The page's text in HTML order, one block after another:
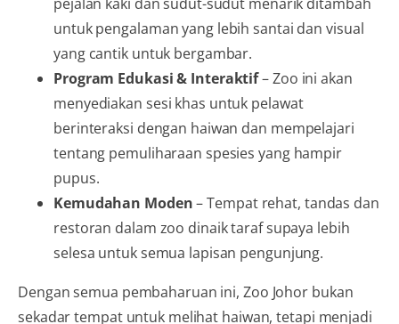
untuk pengalaman yang lebih santai dan visual
yang cantik untuk bergambar.
Program Edukasi & Interaktif– Zoo ini akan
menyediakan sesi khas untuk pelawat
berinteraksi dengan haiwan dan mempelajari
tentang pemuliharaan spesies yang hampir
pupus.
Kemudahan Moden– Tempat rehat, tandas dan
restoran dalam zoo dinaik taraf supaya lebih
selesa untuk semua lapisan pengunjung.
Dengan semua pembaharuan ini, Zoo Johor bukan
sekadar tempat untuk melihat haiwan, tetapi menjadi